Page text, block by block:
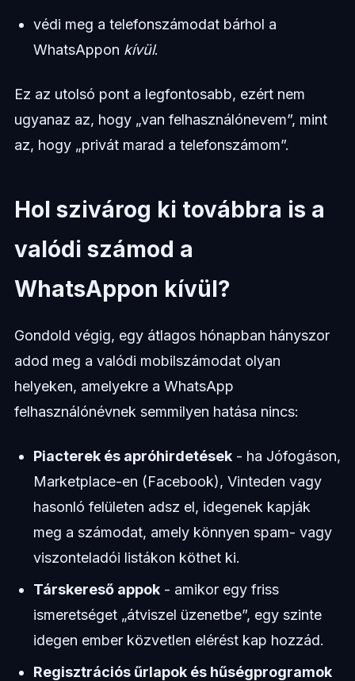
védi meg a telefonszámodat bárhol a
WhatsAppon kívül.
Ez az utolsó pont a legfontosabb, ezért nem
ugyanaz az, hogy „van felhasználónevem”, mint
az, hogy „privát marad a telefonszámom”.
Hol szivárog ki továbbra is a
valódi számod a
WhatsAppon kívül?
Gondold végig, egy átlagos hónapban hányszor
adod meg a valódi mobilszámodat olyan
helyeken, amelyekre a WhatsApp
felhasználónévnek semmilyen hatása nincs:
Piacterek és apróhirdetések- ha Jófogáson,
Marketplace-en (Facebook), Vinteden vagy
hasonló felületen adsz el, idegenek kapják
meg a számodat, amely könnyen spam- vagy
viszonteladói listákon köthet ki.
Társkereső appok- amikor egy friss
ismeretséget „átviszel üzenetbe”, egy szinte
idegen ember közvetlen elérést kap hozzád.
Regisztrációs űrlapok és hűségprogramok